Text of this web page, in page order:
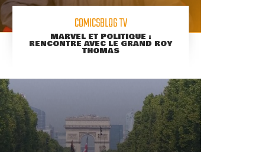
COMICSBLOG TV
MARVEL ET POLITIQUE :
RENCONTRE AVEC LE GRAND ROY
THOMAS